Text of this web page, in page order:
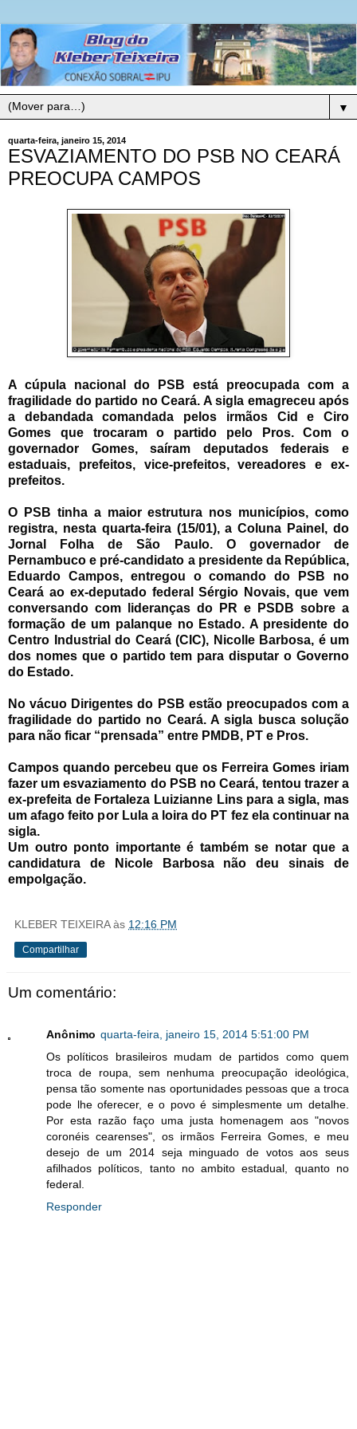
▼
quarta-feira, janeiro 15, 2014
ESVAZIAMENTO DO PSB NO CEARÁ
PREOCUPA CAMPOS
A cúpula nacional do PSB está preocupada com a
fragilidade do partido no Ceará. A sigla emagreceu após
a debandada comandada pelos irmãos Cid e Ciro
Gomes que trocaram o partido pelo Pros. Com o
governador Gomes, saíram deputados federais e
estaduais, prefeitos, vice-prefeitos, vereadores e ex-
prefeitos.
O PSB tinha a maior estrutura nos municípios, como
registra, nesta quarta-feira (15/01), a Coluna Painel, do
Jornal Folha de São Paulo. O governador de
Pernambuco e pré-candidato a presidente da República,
Eduardo Campos, entregou o comando do PSB no
Ceará ao ex-deputado federal Sérgio Novais, que vem
conversando com lideranças do PR e PSDB sobre a
formação de um palanque no Estado. A presidente do
Centro Industrial do Ceará (CIC), Nicolle Barbosa, é um
dos nomes que o partido tem para disputar o Governo
do Estado.
No vácuo Dirigentes do PSB estão preocupados com a
fragilidade do partido no Ceará. A sigla busca solução
para não ficar “prensada” entre PMDB, PT e Pros.
Campos quando percebeu que os Ferreira Gomes iriam
fazer um esvaziamento do PSB no Ceará, tentou trazer a
ex-prefeita de Fortaleza Luizianne Lins para a sigla, mas
um afago feito por Lula a loira do PT fez ela continuar na
sigla.
Um outro ponto importante é também se notar que a
candidatura de Nicole Barbosa não deu sinais de
empolgação.
KLEBER TEIXEIRA às 12:16 PM
Compartilhar
Um comentário:
Anônimo quarta-feira, janeiro 15, 2014 5:51:00 PM
Os políticos brasileiros mudam de partidos como quem
troca de roupa, sem nenhuma preocupação ideológica,
pensa tão somente nas oportunidades pessoas que a troca
pode lhe oferecer, e o povo é simplesmente um detalhe.
Por esta razão faço uma justa homenagem aos "novos
coronéis cearenses", os irmãos Ferreira Gomes, e meu
desejo de um 2014 seja minguado de votos aos seus
afilhados políticos, tanto no ambito estadual, quanto no
federal.
Responder